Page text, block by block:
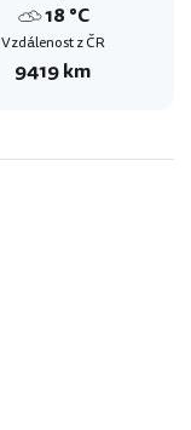
18 °C
Vzdálenost z ČR
9419 km